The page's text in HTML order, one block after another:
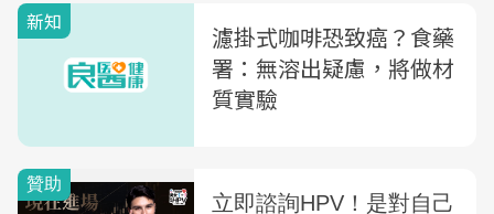
新知
濾掛式咖啡恐致癌？食藥
署：無溶出疑慮，將做材
質實驗